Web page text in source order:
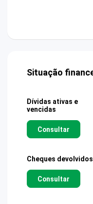
Situação
Dívidas ativas e
vencidas
Consultar
Cheques devolvidos
Consultar